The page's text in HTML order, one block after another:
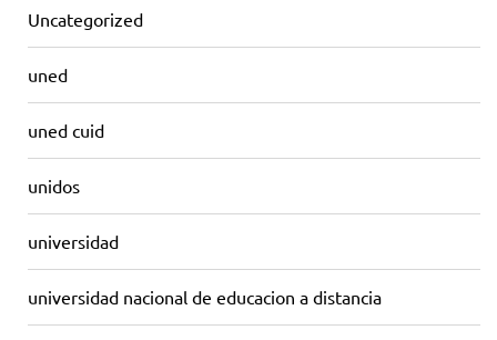
Uncategorized
uned
uned cuid
unidos
universidad
universidad nacional de educacion a distancia